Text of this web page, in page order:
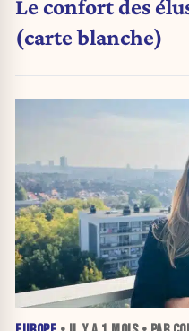
Le confort des
(carte blanche)